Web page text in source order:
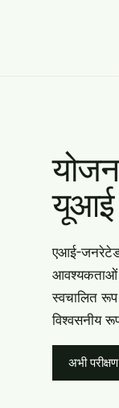
यूआई
एआई-
आवश्यकताओं
स्वचालित
विश्वसनीय
अभी